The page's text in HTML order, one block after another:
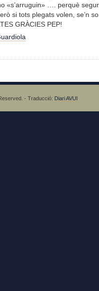
«s’arruguin» …. perquè
si tots plegats volen, se’n
GRÀCIES PEP!
- Traducció: Diari AVUI